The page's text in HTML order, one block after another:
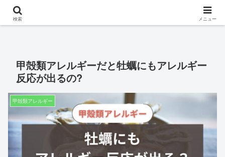
※このサイトはアフィリエイト広告を掲載しています。
甲殻類アレルギーだと牡蠣にもアレルギー
反応が出るの?
甲殻類アレルギー
検索 メニュー